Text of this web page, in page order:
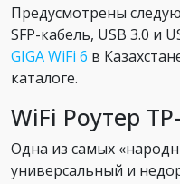
Предусмотрены
SFP-кабель, USB 3.0 и
GIGA WiFi 6 в
каталоге.
WiFi Роутер
Одна из самых
универсальный и